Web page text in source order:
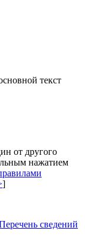
текст
от другого
нажатием
]
сведений